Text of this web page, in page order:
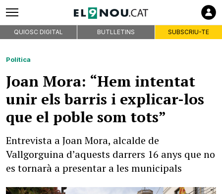
QUIOSC DIGITAL BUTLLETINS SUBSCRIU-TE
Política
Joan Mora: “Hem intentat
unir els barris i explicar-los
que el poble som tots”
Entrevista a Joan Mora, alcalde de
Vallgorguina d’aquests darrers 16 anys que no
es tornarà a presentar a les municipals